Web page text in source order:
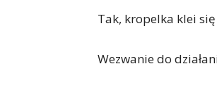
Tak, kropelka klei
Wezwanie do